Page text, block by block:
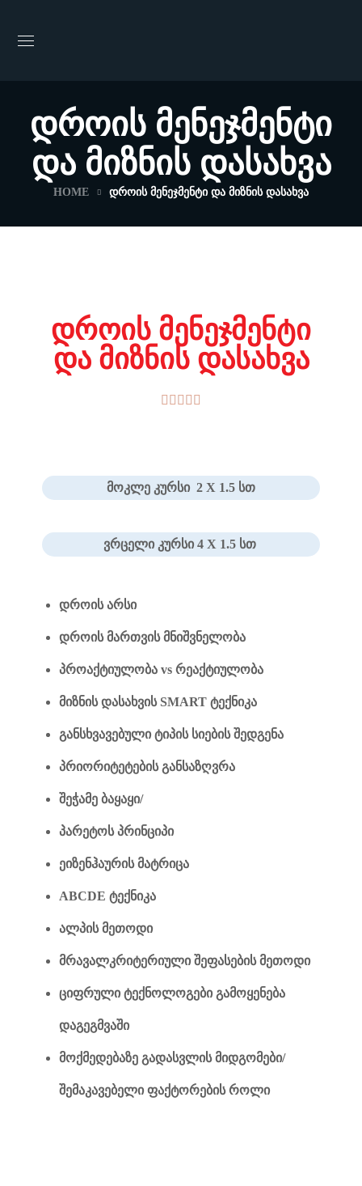
Დროის Მენეჯმენტი
Და Მიზნის Დასახვა
HOME ᲓᲠᲝᲘᲡ ᲛᲔᲜᲔᲯᲛᲔᲜᲢᲘ ᲓᲐ ᲛᲘᲖᲜᲘᲡ ᲓᲐᲡᲐᲮᲕᲐ
დროის მენეჯმენტი
და მიზნის დასახვა
    
მოკლე კურსი 2 X 1.5 სთ
ვრცელი კურსი 4 X 1.5 სთ
დროის არსი
დროის მართვის მნიშვნელობა
პროაქტიულობა vs რეაქტიულობა
მიზნის დასახვის SMART ტექნიკა
განსხვავებული ტიპის სიების შედგენა
პრიორიტეტების განსაზღვრა
შეჭამე ბაყაყი/
პარეტოს პრინციპი
ეიზენჰაურის მატრიცა
ABCDE ტექნიკა
ალპის მეთოდი
მრავალკრიტერიული შეფასების მეთოდი
ციფრული ტექნოლოგები გამოყენება
დაგეგმვაში
მოქმედებაზე გადასვლის მიდგომები/
შემაკავებელი ფაქტორების როლი